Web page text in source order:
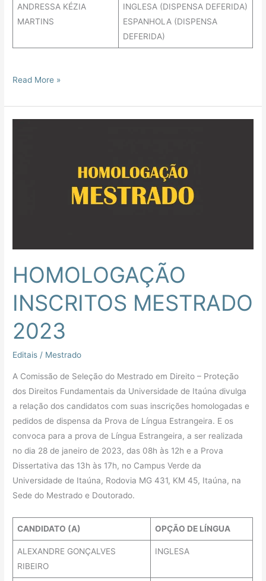
ANDRESSA KÉZIA
MARTINS
INGLESA (DISPENSA DEFERIDA)
ESPANHOLA (DISPENSA
DEFERIDA)
Read More »
HOMOLOGAÇÃO
INSCRITOS MESTRADO
2023
Editais / Mestrado
A Comissão de Seleção do Mestrado em Direito – Proteção
dos Direitos Fundamentais da Universidade de Itaúna divulga
a relação dos candidatos com suas inscrições homologadas e
pedidos de dispensa da Prova de Língua Estrangeira. E os
convoca para a prova de Língua Estrangeira, a ser realizada
no dia 28 de janeiro de 2023, das 08h às 12h e a Prova
Dissertativa das 13h às 17h, no Campus Verde da
Universidade de Itaúna, Rodovia MG 431, KM 45, Itaúna, na
Sede do Mestrado e Doutorado.
CANDIDATO (A) OPÇÃO DE LÍNGUA
ALEXANDRE GONÇALVES
RIBEIRO
INGLESA